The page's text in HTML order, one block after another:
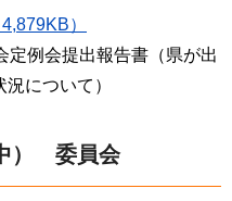
）
定例会提出報告書（県が出
について）
委員会